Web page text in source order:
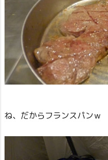
ね、だからフランスパンｗ